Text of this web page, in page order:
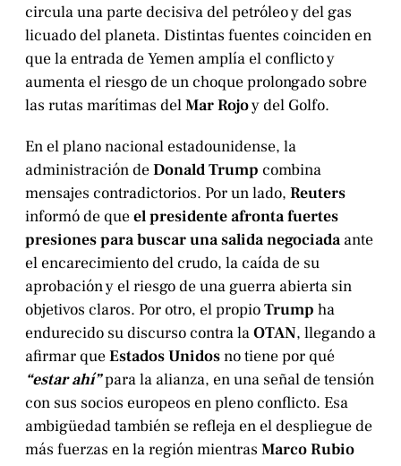
circula una parte decisiva del petróleo y del gas
licuado del planeta. Distintas fuentes coinciden en
que la entrada de Yemen amplía el conflicto y
aumenta el riesgo de un choque prolongado sobre
las rutas marítimas delMar Rojoy del Golfo.
En el plano nacional estadounidense, la
administración deDonald Trump combina
mensajes contradictorios. Por un lado, Reuters
informó de queel presidente afronta fuertes
presiones para buscar una salida negociada ante
el encarecimiento del crudo, la caída de su
aprobación y el riesgo de una guerra abierta sin
objetivos claros. Por otro, el propioTrump ha
endurecido su discurso contra laOTAN, llegando a
afirmar queEstados Unidosno tiene por qué
“estar ahí”para la alianza, en una señal de tensión
con sus socios europeos en pleno conflicto. Esa
ambigüedad también se refleja en el despliegue de
más fuerzas en la región mientras Marco Rubio